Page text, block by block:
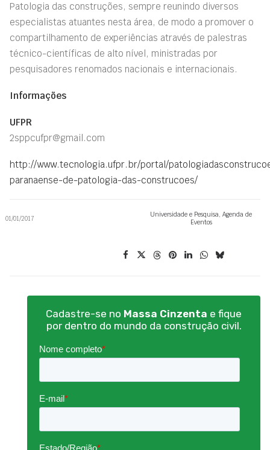
Patologia das construções, sempre reunindo diversos
especialistas atuantes nesta área, de modo a promover o
compartilhamento de experiências através de palestras
técnico-científicas de alto nível, ministradas por
pesquisadores renomados nacionais e internacionais.
Informações
UFPR
2sppcufpr@gmail.com
http://www.tecnologia.ufpr.br/portal/
paranaense-de-patologia-das-construcoes/
01/01/2017 Universidade e Pesquisa, Agenda de
Eventos
Cadastre-se no Massa Cinzenta e fique
por dentro do mundo da construção civil.